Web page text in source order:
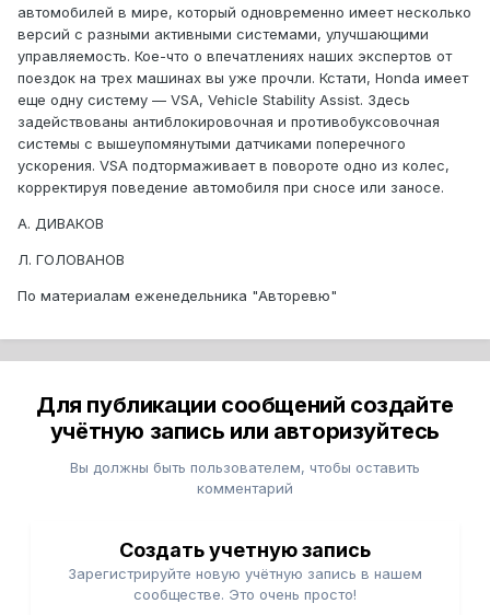
автомобилей в мире, который одновременно имеет несколько
версий с разными активными системами, улучшающими
управляемость. Кое-что о впечатлениях наших экспертов от
поездок на трех машинах вы уже прочли. Кстати, Honda имеет
еще одну систему — VSA, Vehicle Stability Assist. Здесь
задействованы антиблокировочная и противобуксовочная
системы с вышеупомянутыми датчиками поперечного
ускорения. VSA подтормаживает в повороте одно из колес,
корректируя поведение автомобиля при сносе или заносе.
А. ДИВАКОВ
Л. ГОЛОВАНОВ
По материалам еженедельника "Авторевю"
Для публикации сообщений создайте
учётную запись или авторизуйтесь
Вы должны быть пользователем, чтобы оставить
комментарий
Создать учетную запись
Зарегистрируйте новую учётную запись в нашем
сообществе. Это очень просто!